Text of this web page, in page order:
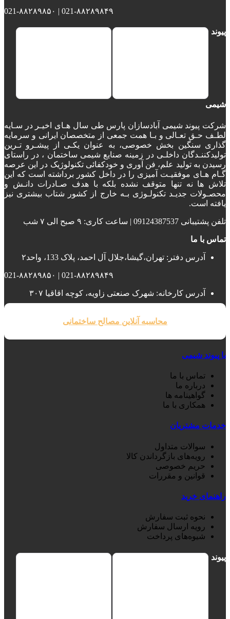
021-۸۸۲۸۹۸۴۹ | 021-۸۸۲۸۹۸۵۰
پیوند
شیمی
شرکت پیوند شیمی آبادسازان پارس طی سال هـای اخیـر در سـایه
لطـف حـق تعـالی و بـا همت جمعی از متخصصان ایرانی و سرمایه
گذاری سنگین بخش خصوصی، به عنوان یکـی از پیشـرو تـرین
تولیدکننـدگان داخلـی در زمینه صنایع شیمی ساختمان ، در راستای
رسیدن به تولید علم، فن آوری و خودکفائی تکنولوژیک در این عرصه
گـام هـای موفقیـت آمیزی را در داخل کشور برداشته است که این
تلاش ها نه تنها متوقف نشده بلکه با هدف صـادرات دانـش و
محصـولات جدیـد تکنولـوژی بـه خارج از کشور شتاب بیشتری نیز
یافته است.
تلفن پشتیبانی 09124387537 | ساعت کاری: ۹ صبح الی ۷ شب
تماس با ما
آدرس دفتر: تهران،گیشا،جلال آل احمد، پلاک 133، واحد۲
021-۸۸۲۸۹۸۴۹ | 021-۸۸۲۸۹۸۵۰
آدرس کارخانه: شهرک صنعتی زاویه، کوچه اقاقیا ۳۰۷
محاسبه آنلاین مصالح ساختمانی
با پیوند شیمی
تماس با ما
درباره ما
گواهینامه ها
همکاری با ما
خدمات مشتریان
سوالات متداول
رویه‌های بازگرداندن کالا
حریم خصوصی
قوانین و مقررات
راهنمای خرید
نحوه ثبت سفارش
رویه ارسال سفارش
شیوه‌های پرداخت
پیوند